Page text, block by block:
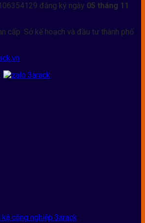
đăng ký ngày 05 tháng 11
cấp: Sở kế hoạch và đầu tư thành phố